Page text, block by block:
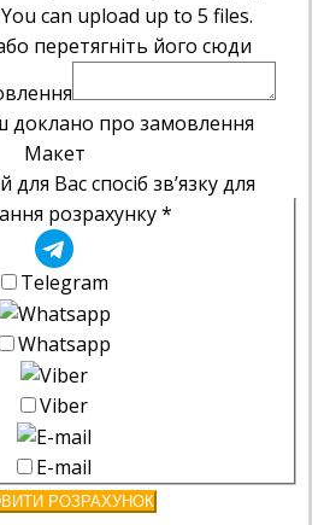
You can upload up to 5 files.
перетягніть його сюди
доклано про замовлення
Макет
Вас спосіб зв’язку для
розрахунку*
Telegram
Whatsapp
Viber
E-mail
РОЗРАХУНОК